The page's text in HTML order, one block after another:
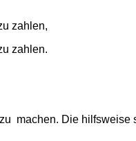
zahlen,
zahlen.
machen. Die hilfsweise